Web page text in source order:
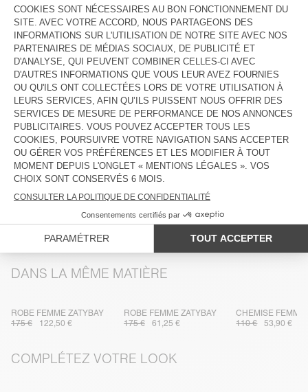
Livraison estiméeentre le mercredi 12 août et le vendredi 14
août
AJOUTER AU PANIER
VOIR LA DISPONIBILITE EN MAGASIN
DESCRIPTION
TAILLE ET COUPE
COMPOSITION
ENTRETIEN
TRAÇABILITÉ
LIVRAISON ET RETOURS
DANS LA MÊME MATIÈRE
ROBE FEMME ZATYBAY
175 €
122,50 €
ROBE FEMME ZATYBAY
175 €
61,25 €
CHEMISE FEMME
110 €
53,90 €
COMPLÉTEZ VOTRE LOOK